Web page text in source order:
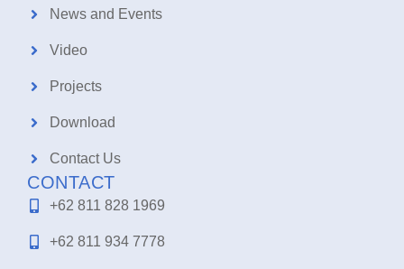
News and Events
Video
Projects
Download
Contact Us
CONTACT
+62 811 828 1969
+62 811 934 7778